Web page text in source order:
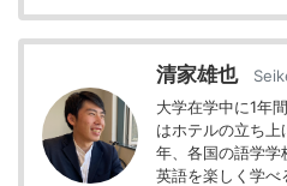
清家雄也
大学在学中に1年
はホテルの立ち
年、各国の語学学
英語を楽しく学べ